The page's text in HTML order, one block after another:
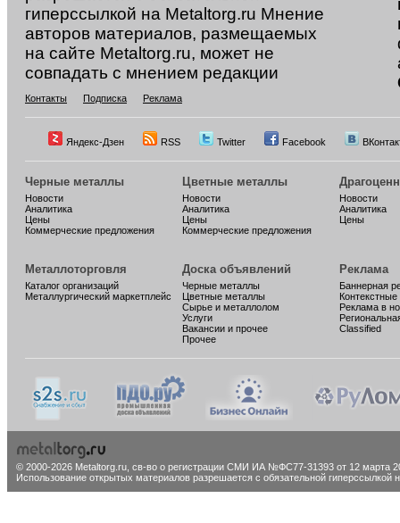
гиперссылкой на Metaltorg.ru Мнение
авторов материалов, размещаемых
на сайте Metaltorg.ru, может не
совпадать с мнением редакции
Контакты Подписка Реклама
Яндекс-Дзен RSS Twitter Facebook
Черные металлы
Новости
Аналитика
Цены
Коммерческие предложения
Цветные металлы
Новости
Аналитика
Цены
Коммерческие предложения
Новости
Аналитика
Цены
Металлоторговля
Каталог организаций
Металлургический маркетплейс
Доска объявлений
Черные металлы
Цветные металлы
Сырье и металлолом
Услуги
Вакансии и прочее
Прочее
Реклама
Баннерная
Реклама в
Classified
© 2000-2026 Metaltorg.ru, св-во о регистрации СМИ ИА №ФС77-31393 от 12 марта
Использование открытых материалов разрешается с обязательной гиперссылкой